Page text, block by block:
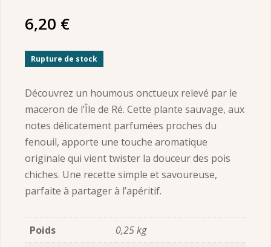
6,20 €
Rupture de stock
Découvrez un houmous onctueux relevé par le
maceron de l’Île de Ré. Cette plante sauvage, aux
notes délicatement parfumées proches du
fenouil, apporte une touche aromatique
originale qui vient twister la douceur des pois
chiches. Une recette simple et savoureuse,
parfaite à partager à l’apéritif.
Poids 0,25 kg